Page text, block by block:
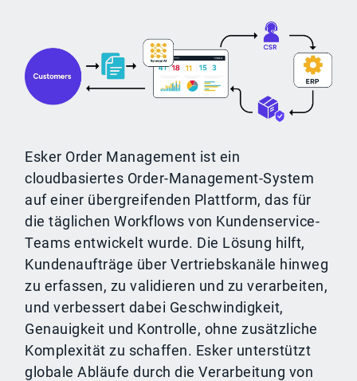
Esker Order Management ist ein
cloudbasiertes Order-Management-System
auf einer übergreifenden Plattform, das für
die täglichen Workflows von Kundenservice-
Teams entwickelt wurde. Die Lösung hilft,
Kundenaufträge über Vertriebskanäle hinweg
zu erfassen, zu validieren und zu verarbeiten,
und verbessert dabei Geschwindigkeit,
Genauigkeit und Kontrolle, ohne zusätzliche
Komplexität zu schaffen. Esker unterstützt
globale Abläufe durch die Verarbeitung von